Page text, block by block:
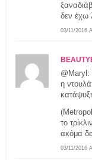
03/11/2016
δεν έχω
03/11/2016
@Maryl:
η
το
ακόμα